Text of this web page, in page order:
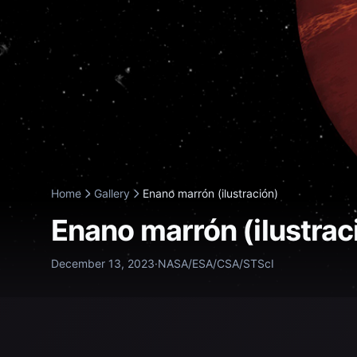
Home Gallery Enano marrón (ilustración)
Enano marrón
December 13, 2023·NASA/ESA/CSA/STScI